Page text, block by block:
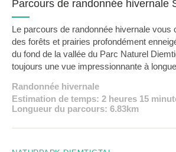
Parcours de randonnée hivernale
Le parcours de randonnée hivernale vous
des forêts et prairies profondément
du fond de la vallée du Parc Naturel
toujours une vue impressionnante à
Randonnée hivernale
Estimation de temps: 2 heures 15
Longueur du parcours: 6.83km